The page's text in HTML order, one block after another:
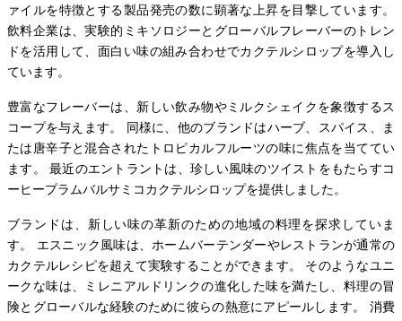
ァイルを特徴とする製品発売の数に顕著な上昇を目撃しています。
飲料企業は、実験的ミキソロジーとグローバルフレーバーのトレン
ドを活用して、面白い味の組み合わせでカクテルシロップを導入し
ています。
豊富なフレーバーは、新しい飲み物やミルクシェイクを象徴するス
コープを与えます。 同様に、他のブランドはハーブ、スパイス、ま
たは唐辛子と混合されたトロピカルフルーツの味に焦点を当ててい
ます。 最近のエントラントは、珍しい風味のツイストをもたらすコ
ーヒープラムバルサミコカクテルシロップを提供しました。
ブランドは、新しい味の革新のための地域の料理を探求していま
す。 エスニック風味は、ホームバーテンダーやレストランが通常の
カクテルレシピを超えて実験することができます。 そのようなユニ
ークな味は、ミレニアルドリンクの進化した味を満たし、料理の冒
険とグローバルな経験のために彼らの熱意にアピールします。 消費